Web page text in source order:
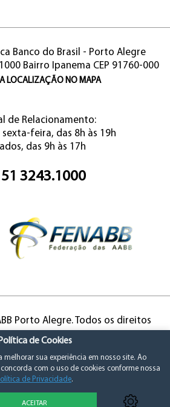
Banco do Brasil - Porto Alegre
Bairro Ipanema CEP 91760-000
LOCALIZAÇÃO NO MAPA
de Relacionamento:
sexta-feira, das 8h às 19h
das 9h às 17h
51 3243.1000
Porto Alegre. Todos os direitos
Política de Cookies
sua experiência em nosso site. Ao
com o uso de cookies conforme nossa
de Privacidade.
ACEITAR